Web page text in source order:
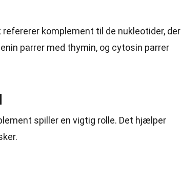
refererer komplement til de nukleotider, der
parrer med thymin, og cytosin parrer
spiller en vigtig rolle. Det hjælper